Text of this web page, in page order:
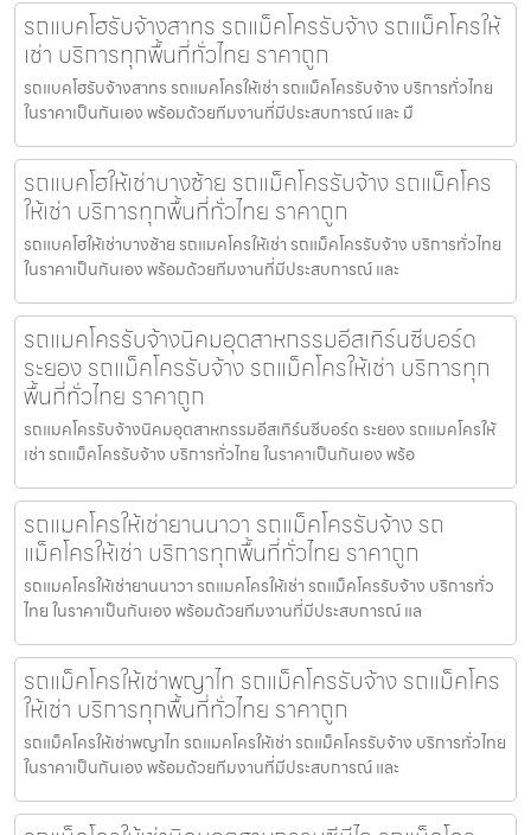
รถแบคโฮรับจ้างสาทร รถแม็คโครรับจ้าง รถแม็คโครให้
เช่า บริการทุกพื้นที่ทั่วไทย ราคาถูก
รถแบคโฮรับจ้างสาทร รถแมคโครให้เช่า รถแม็คโครรับจ้าง บริการทั่วไทย
ในราคาเป็นกันเอง พร้อมด้วยทีมงานที่มีประสบการณ์ และ มื
รถแบคโฮให้เช่าบางซ้าย รถแม็คโครรับจ้าง รถแม็คโคร
ให้เช่า บริการทุกพื้นที่ทั่วไทย ราคาถูก
รถแบคโฮให้เช่าบางซ้าย รถแมคโครให้เช่า รถแม็คโครรับจ้าง บริการทั่วไทย
ในราคาเป็นกันเอง พร้อมด้วยทีมงานที่มีประสบการณ์ และ
รถแมคโครรับจ้างนิคมอุตสาหกรรมอีสเทิร์นซีบอร์ด
ระยอง รถแม็คโครรับจ้าง รถแม็คโครให้เช่า บริการทุก
พื้นที่ทั่วไทย ราคาถูก
รถแมคโครรับจ้างนิคมอุตสาหกรรมอีสเทิร์นซีบอร์ด ระยอง รถแมคโครให้
เช่า รถแม็คโครรับจ้าง บริการทั่วไทย ในราคาเป็นกันเอง พร้อ
รถแมคโครให้เช่ายานนาวา รถแม็คโครรับจ้าง รถ
แม็คโครให้เช่า บริการทุกพื้นที่ทั่วไทย ราคาถูก
รถแมคโครให้เช่ายานนาวา รถแมคโครให้เช่า รถแม็คโครรับจ้าง บริการทั่ว
ไทย ในราคาเป็นกันเอง พร้อมด้วยทีมงานที่มีประสบการณ์ แล
รถแม็คโครให้เช่าพญาไท รถแม็คโครรับจ้าง รถแม็คโคร
ให้เช่า บริการทุกพื้นที่ทั่วไทย ราคาถูก
รถแม็คโครให้เช่าพญาไท รถแมคโครให้เช่า รถแม็คโครรับจ้าง บริการทั่วไทย
ในราคาเป็นกันเอง พร้อมด้วยทีมงานที่มีประสบการณ์ และ